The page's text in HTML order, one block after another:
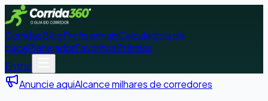
CorridasBlogProfissionaisCalculadora de
pacePlanejadorFavoritosPrêmios
Entrar
Anuncie aquiAlcance milhares de corredores